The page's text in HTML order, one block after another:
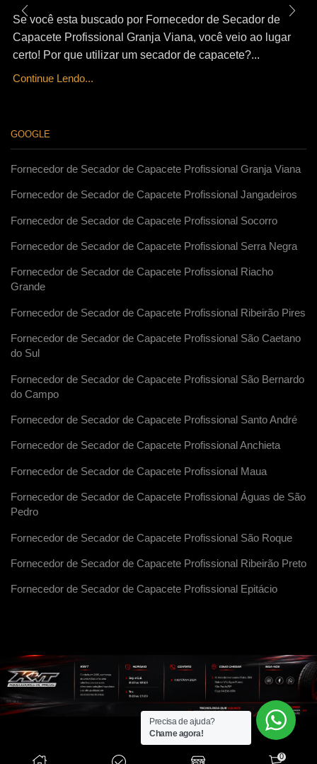
Se você esta buscado por Fornecedor de Secador de
Capacete Profissional Granja Viana, você veio ao lugar
certo! Por que utilizar um secador de capacete?...
Continue Lendo...
GOOGLE
Fornecedor de Secador de Capacete Profissional Granja Viana
Fornecedor de Secador de Capacete Profissional Jangadeiros
Fornecedor de Secador de Capacete Profissional Socorro
Fornecedor de Secador de Capacete Profissional Serra Negra
Fornecedor de Secador de Capacete Profissional Riacho
Grande
Fornecedor de Secador de Capacete Profissional Ribeirão Pires
Fornecedor de Secador de Capacete Profissional São Caetano
do Sul
Fornecedor de Secador de Capacete Profissional São Bernardo
do Campo
Fornecedor de Secador de Capacete Profissional Santo André
Fornecedor de Secador de Capacete Profissional Anchieta
Fornecedor de Secador de Capacete Profissional Maua
Fornecedor de Secador de Capacete Profissional Águas de São
Pedro
Fornecedor de Secador de Capacete Profissional São Roque
Fornecedor de Secador de Capacete Profissional Ribeirão Preto
Fornecedor de Secador de Capacete Profissional Epitácio
0
Precisa de ajuda?
Chame agora!